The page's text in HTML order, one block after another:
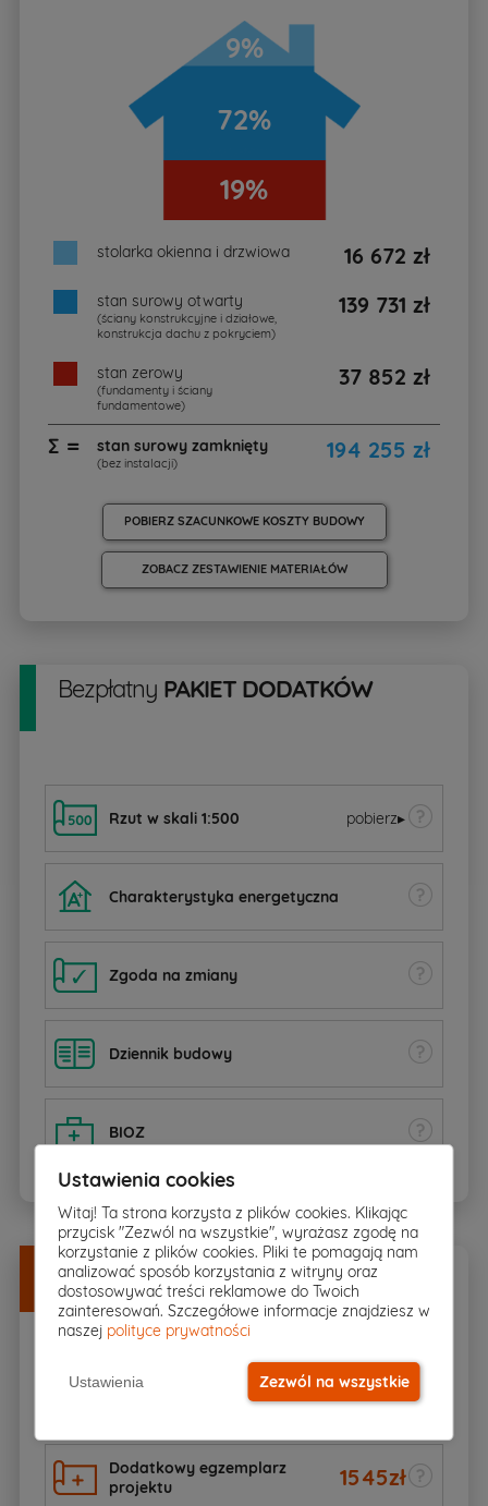
9%
72%
19%
stolarka okienna i drzwiowa 16 672 zł
stan surowy otwarty
(ściany konstrukcyjne i działowe,
konstrukcja dachu z pokryciem)
139 731 zł
stan zerowy
(fundamenty i ściany
fundamentowe)
37 852 zł
∑ = stan surowy zamknięty
(bez instalacji) 194 255 zł
POBIERZ SZACUNKOWE KOSZTY BUDOWY
ZOBACZ ZESTAWIENIE MATERIAŁÓW
Bezpłatny PAKIET DODATKÓW
Rzut w skali 1:500 pobierz▸
Charakterystyka energetyczna
Zgoda na zmiany
Dziennik budowy
BIOZ
DodatkiwDOBREJ CENIE
Zamów razem z projektem
Kosztorys budowlany
600zł
400zł
Dodatkowy egzemplarz
projektu
1545zł
Ustawienia cookies
Witaj! Ta strona korzysta z plików cookies. Klikając
przycisk "Zezwól na wszystkie", wyrażasz zgodę na
korzystanie z plików cookies. Pliki te pomagają nam
analizować sposób korzystania z witryny oraz
dostosowywać treści reklamowe do Twoich
zainteresowań. Szczegółowe informacje znajdziesz w
naszej polityce prywatności
Ustawienia Zezwól na wszystkie